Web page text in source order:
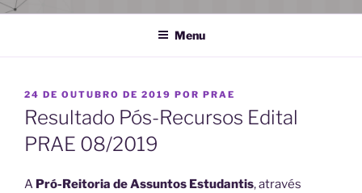
Menu
PUBLICADO
EM
24 DE OUTUBRO DE 2019 POR PRAE
Resultado Pós-Recursos Edital
PRAE 08/2019
A Pró-Reitoria de Assuntos Estudantis, através